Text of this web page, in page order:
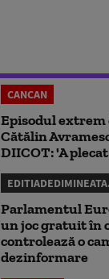
CANCAN
Episodul
Cătălin
DIICOT: 'A
Parlamentul
un joc gratuit în
controlează o
dezinformare